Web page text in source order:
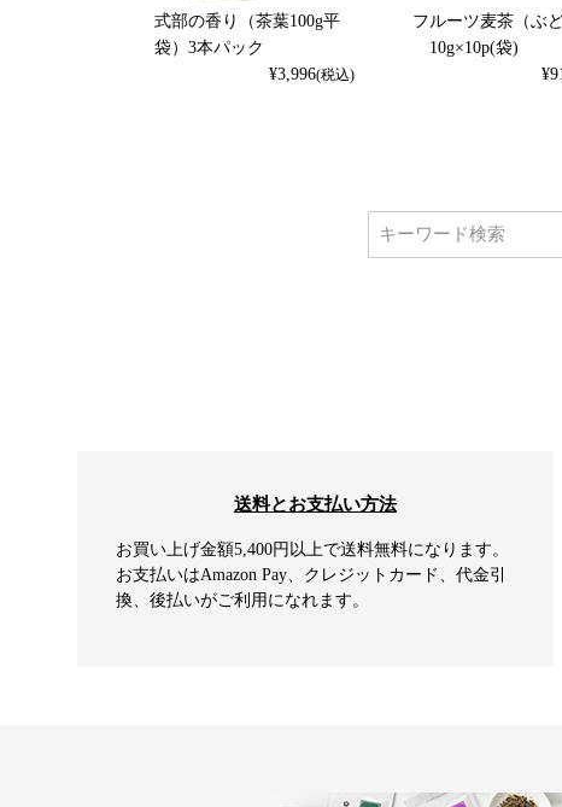
式部の香り（茶葉100g平
袋）3本パック
¥3,996(税込)
フルーツ麦茶（ぶど
10g×10p(袋)
¥
送料とお支払い方法
お買い上げ金額5,400円以上で送料無料になります。
お支払いはAmazon Pay、クレジットカード、代金引
換、後払いがご利用になれます。